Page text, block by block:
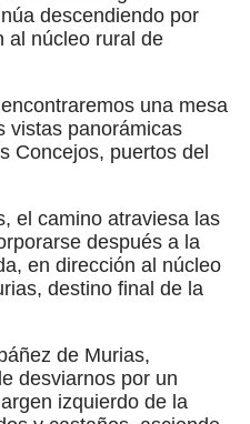
descendiendo por
al núcleo rural de
una mesa
vistas panorámicas
Concejos, puertos del
el camino atraviesa las
después a la
en dirección al núcleo
destino final de la
de Murias,
desviarnos por un
izquierdo de la